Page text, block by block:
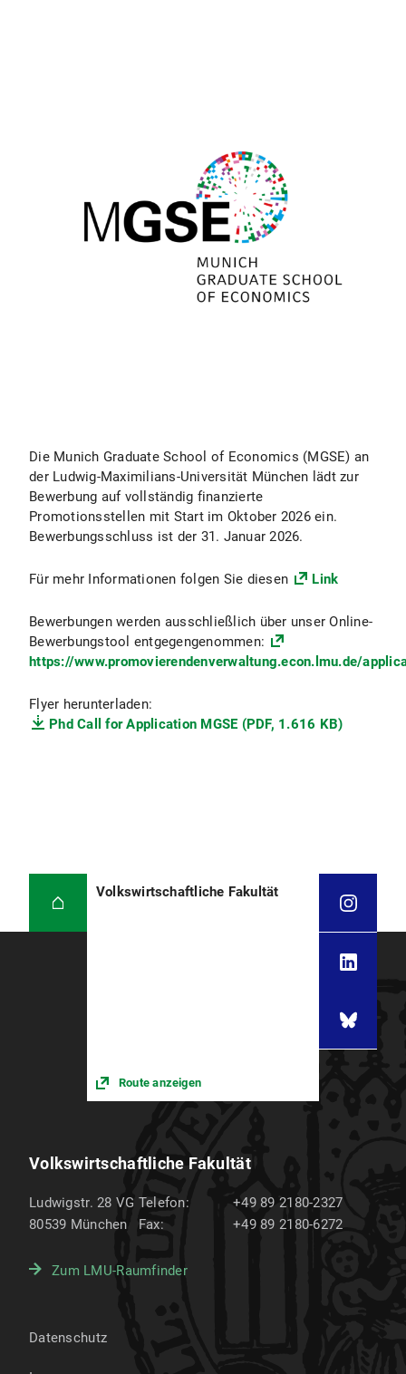
Die Munich Graduate School of Economics (MGSE) an
der Ludwig-Maximilians-Universität München lädt zur
Bewerbung auf vollständig finanzierte
Promotionsstellen mit Start im Oktober 2026 ein.
Bewerbungsschluss ist der 31. Januar 2026.
Für mehr Informationen folgen Sie diesen Link
Bewerbungen werden ausschließlich über unser Online-
Bewerbungstool entgegengenommen:
https://www.promovierendenverwaltung.econ.lmu.de/
Flyer herunterladen:
Phd Call for Application MGSE (PDF, 1.616 KB)
Volkswirtschaftliche Fakultät
Route anzeigen
Volkswirtschaftliche Fakultät
Ludwigstr. 28 VG
80539 München
Telefon:
+49 89 2180-2327
Fax:
+49 89 2180-6272
Zum LMU-Raumfinder
Datenschutz